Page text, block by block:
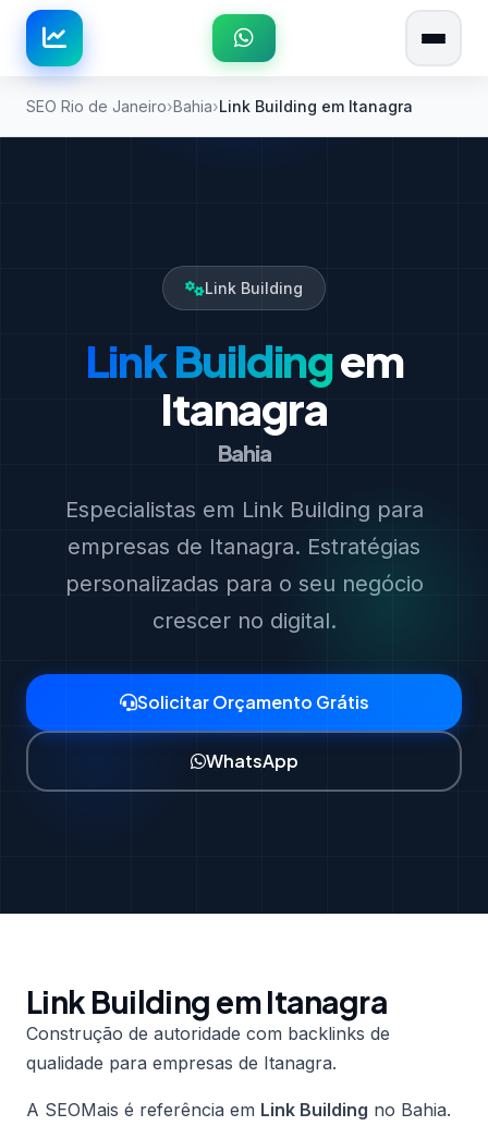
SEO Rio de Janeiro Bahia Link Building em Itanagra
Link Building
Link Buildingem
Itanagra
Bahia
Especialistas em Link Building para
empresas de Itanagra. Estratégias
personalizadas para o seu negócio
crescer no digital.
Solicitar Orçamento Grátis
WhatsApp
Link Building em Itanagra
Construção de autoridade com backlinks de
qualidade para empresas de Itanagra.
A SEOMais é referência em Link Building no Bahia.